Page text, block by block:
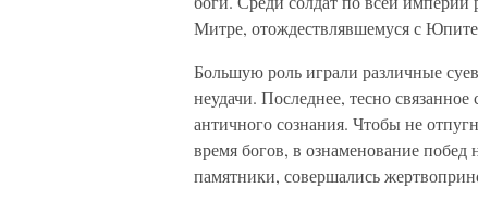
Митре, отождествлявшемуся с
Большую роль играли различные
неудачи. Последнее, тесно
античного сознания. Чтобы не
время богов, в ознаменование
памятники, совершались